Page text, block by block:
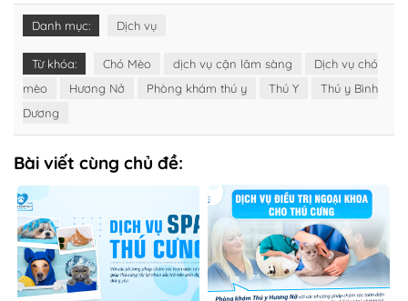
Danh mục: Dịch vụ
Từ khóa: Chó Mèo dịch vụ cận lâm sàng
Dịch vụ chó
mèo
Hương Nở Phòng khám thú y Thú Y
Thú y Bình
Dương
Bài viết cùng chủ đề: